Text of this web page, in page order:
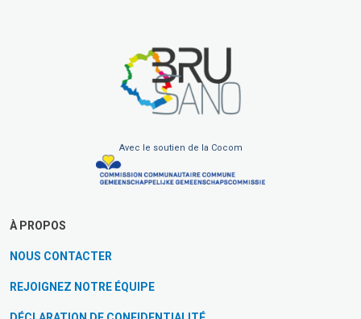
Avec le soutien de la Cocom
À PROPOS
NOUS CONTACTER
REJOIGNEZ NOTRE ÉQUIPE